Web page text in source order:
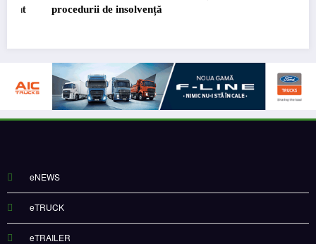
procedurii de insolvență
eNEWS
eTRUCK
eTRAILER